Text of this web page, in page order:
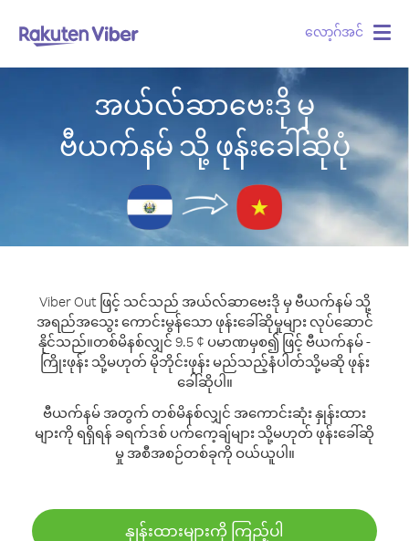
လော့ဂ်အင်
အယ်လ်ဆာဗေးဒို မှ
ဗီယက်နမ် သို့ ဖုန်းခေါ်ဆိုပုံ
Viber Out ဖြင့် သင်သည် အယ်လ်ဆာဗေးဒို မှ ဗီယက်နမ် သို့
အရည်အသွေး ကောင်းမွန်သော ဖုန်းခေါ်ဆိုမှုများ လုပ်ဆောင်
နိုင်သည်။တစ်မိနစ်လျှင် 9.5 ¢ ပမာဏမှစ၍ ဖြင့် ဗီယက်နမ် -
ကြိုးဖုန်း သို့မဟုတ် မိုဘိုင်းဖုန်း မည်သည့်နံပါတ်သို့မဆို ဖုန်း
ခေါ်ဆိုပါ။
ဗီယက်နမ် အတွက် တစ်မိနစ်လျှင် အကောင်းဆုံး နှုန်းထား
များကို ရရှိရန် ခရက်ဒစ် ပက်ကေ့ချ်များ သို့မဟုတ် ဖုန်းခေါ်ဆို
မှု အစီအစဉ်တစ်ခုကို ဝယ်ယူပါ။
နှုန်းထားများကို ကြည့်ပါ